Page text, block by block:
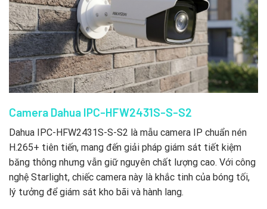
Camera Dahua IPC-HFW2431S-S-S2
Dahua IPC-HFW2431S-S-S2 là mẫu camera IP chuẩn nén
H.265+ tiên tiến, mang đến giải pháp giám sát tiết kiệm
băng thông nhưng vẫn giữ nguyên chất lượng cao. Với công
nghệ Starlight, chiếc camera này là khắc tinh của bóng tối,
lý tưởng để giám sát kho bãi và hành lang.